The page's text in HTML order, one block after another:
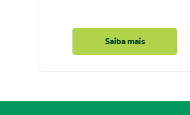
Saiba mais